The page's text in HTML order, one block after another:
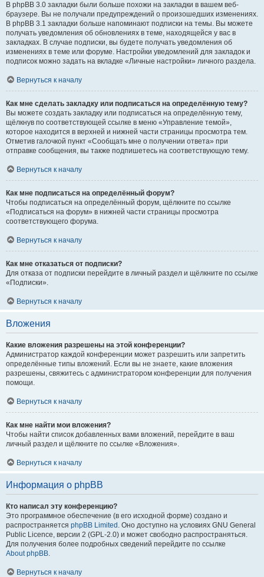
В phpBB 3.0 закладки были больше похожи на закладки в вашем веб-
браузере. Вы не получали предупреждений о произошедших изменениях.
В phpBB 3.1 закладки больше напоминают подписки на темы. Вы можете
получать уведомления об обновлениях в теме, находящейся у вас в
закладках. В случае подписки, вы будете получать уведомления об
изменениях в теме или форуме. Настройки уведомлений для закладок и
подписок можно задать на вкладке «Личные настройки» личного раздела.
Вернуться к началу
Как мне сделать закладку или подписаться на определённую тему?
Вы можете создать закладку или подписаться на определённую тему,
щёлкнув по соответствующей ссылке в меню «Управление темой»,
которое находится в верхней и нижней части страницы просмотра тем.
Отметив галочкой пункт «Сообщать мне о получении ответа» при
отправке сообщения, вы также подпишетесь на соответствующую тему.
Вернуться к началу
Как мне подписаться на определённый форум?
Чтобы подписаться на определённый форум, щёлкните по ссылке
«Подписаться на форум» в нижней части страницы просмотра
соответствующего форума.
Вернуться к началу
Как мне отказаться от подписки?
Для отказа от подписки перейдите в личный раздел и щёлкните по ссылке
«Подписки».
Вернуться к началу
Вложения
Какие вложения разрешены на этой конференции?
Администратор каждой конференции может разрешить или запретить
определённые типы вложений. Если вы не знаете, какие вложения
разрешены, свяжитесь с администратором конференции для получения
помощи.
Вернуться к началу
Как мне найти мои вложения?
Чтобы найти список добавленных вами вложений, перейдите в ваш
личный раздел и щёлкните по ссылке «Вложения».
Вернуться к началу
Информация о phpBB
Кто написал эту конференцию?
Это программное обеспечение (в его исходной форме) создано и
распространяется phpBB Limited . Оно доступно на условиях GNU General
Public Licence, версии 2 (GPL-2.0) и может свободно распространяться.
Для получения более подробных сведений перейдите по ссылке
About phpBB.
Вернуться к началу